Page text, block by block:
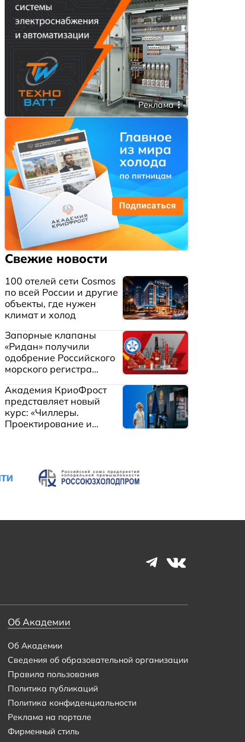
Реклама
Свежие новости
100 отелей сети Cosmos
по всей России и другие
объекты, где нужен
климат и холод
Запорные клапаны
«Ридан» получили
одобрение Российского
морского регистра
Академия КриоФрост
представляет новый
курс: «Чиллеры.
Проектирование и
Об Академии
Об Академии
Сведения об образовательной организации
Правила пользования
Политика публикаций
Политика конфиденциальности
Реклама на портале
Фирменный стиль